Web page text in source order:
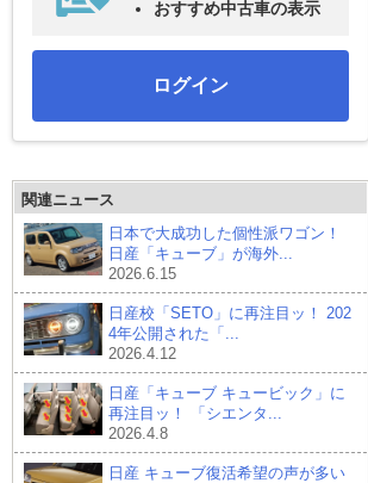
おすすめ中古車の表示
ログイン
関連ニュース
日本で大成功した個性派ワゴン！
日産「キューブ」が海外...
2026.6.15
日産校「SETO」に再注目ッ！ 202
4年公開された「...
2026.4.12
日産「キューブ キュービック」に
再注目ッ！ 「シエンタ...
2026.4.8
日産 キューブ復活希望の声が多い